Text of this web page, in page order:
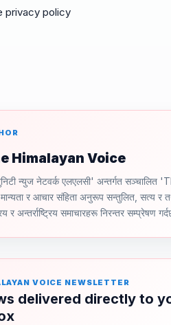
k
privacy policy
Himalayan Voice
न्युज नेटवर्क एलएलसी' अन्तर्गत
र आचार संहिता अनुरूप सन्तुलित, सत्य र
र अन्तर्राष्ट्रिय समाचारहरू निरन्तर सम्प्रेषण
VOICE NEWSLETTER
delivered directly to